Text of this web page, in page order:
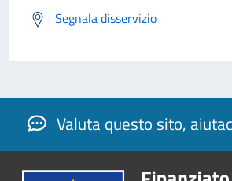
Segnala disservizio
Valuta questo sito,